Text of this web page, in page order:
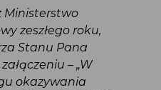
Ministerstwo
zeszłego roku,
Stanu Pana
– „W
okazywania